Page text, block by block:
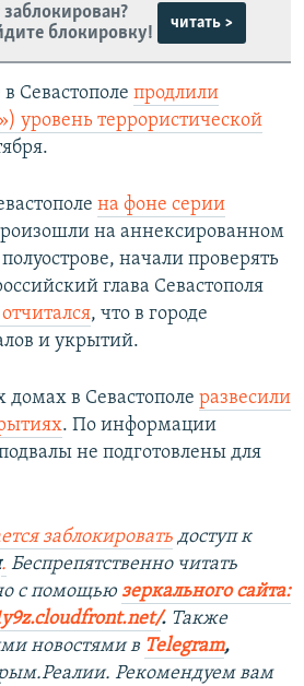
блокировку!
читать >
Севастополе продлили
уровень террористической
на фоне серии
на аннексированном
начали проверять
глава Севастополя
, что в городе
и укрытий.
домах в Севастополе развесили
. По информации
не подготовлены для
заблокировать доступ к
. Беспрепятственно читать
с помощью зеркального сайта:
. ​ Также
новостями в Telegram,
Рекомендуем вам